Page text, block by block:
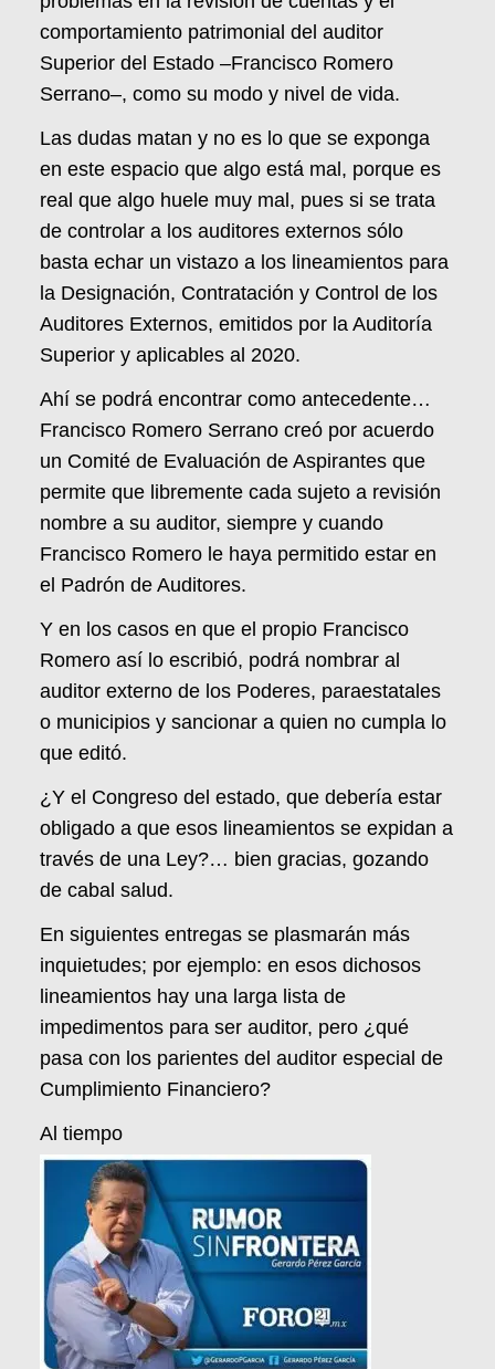
comportamiento patrimonial del auditor
Superior del Estado –Francisco Romero
Serrano–, como su modo y nivel de vida.
Las dudas matan y no es lo que se exponga
en este espacio que algo está mal, porque es
real que algo huele muy mal, pues si se trata
de controlar a los auditores externos sólo
basta echar un vistazo a los lineamientos para
la Designación, Contratación y Control de los
Auditores Externos, emitidos por la Auditoría
Superior y aplicables al 2020.
Ahí se podrá encontrar como antecedente…
Francisco Romero Serrano creó por acuerdo
un Comité de Evaluación de Aspirantes que
permite que libremente cada sujeto a revisión
nombre a su auditor, siempre y cuando
Francisco Romero le haya permitido estar en
el Padrón de Auditores.
Y en los casos en que el propio Francisco
Romero así lo escribió, podrá nombrar al
auditor externo de los Poderes, paraestatales
o municipios y sancionar a quien no cumpla lo
que editó.
¿Y el Congreso del estado, que debería estar
obligado a que esos lineamientos se expidan a
través de una Ley?… bien gracias, gozando
de cabal salud.
En siguientes entregas se plasmarán más
inquietudes; por ejemplo: en esos dichosos
lineamientos hay una larga lista de
impedimentos para ser auditor, pero ¿qué
pasa con los parientes del auditor especial de
Cumplimiento Financiero?
Al tiempo